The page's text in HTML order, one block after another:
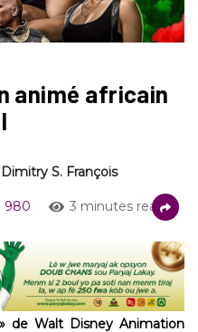
animé africain
Dimitry S. François
980 3 minutes read
de Walt Disney Animation